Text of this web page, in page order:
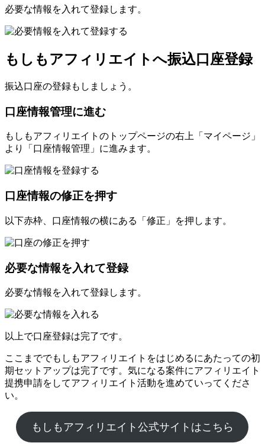
必要な情報を入れて登録します。
もしもアフィリエイトへ振込口座登録
振込口座の登録もしましょう。
口座情報管理に進む
もしもアフィリエイトのトップページの右上「マイページ」
より「口座情報管理」に進みます。
口座情報の修正を押す
以下赤枠、口座情報の横にある「修正」を押します。
必要な情報を入れて登録
必要な情報を入れて登録します。
以上で口座登録は完了です。
ここまででもしもアフィリエイトをはじめるにあたっての初
期セットアップは完了です。気になる案件にアフィリエイト
提携申請をしてアフィリエイト活動を進めていってくださ
い。
もしもアフィリエイト公式サイトはこちら